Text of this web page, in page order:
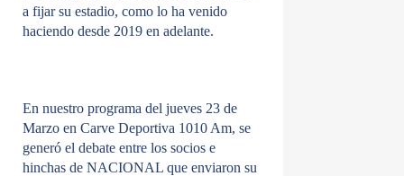
a fijar su estadio, como lo ha venido
haciendo desde 2019 en adelante.
En nuestro programa del jueves 23 de
Marzo en Carve Deportiva 1010 Am, se
generó el debate entre los socios e
hinchas de NACIONAL que enviaron su